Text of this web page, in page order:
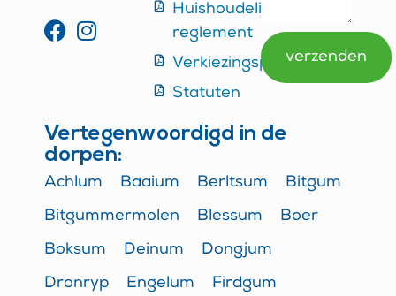
Huishoudelijk
reglement
Verkiezingsprogramma
Statuten
verzenden
Vertegenwoordigd in de
dorpen:
Achlum Baaium Berltsum Bitgum
Bitgummermolen Blessum Boer
Boksum Deinum Dongjum
Dronryp Engelum Firdgum